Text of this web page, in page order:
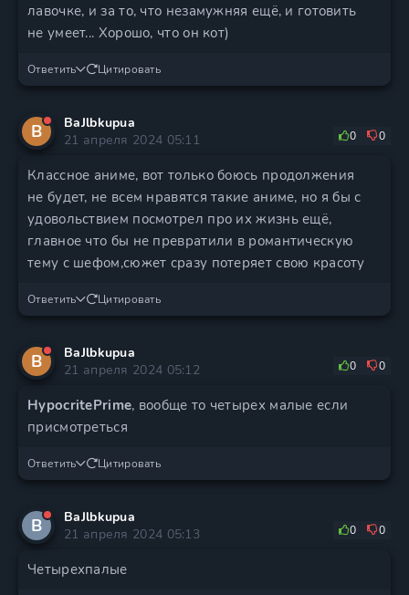
лавочке, и за то, что незамужняя ещё, и готовить
не умеет... Хорошо, что он кот)
Ответить Цитировать
B
BaJlbkupua
21 апреля 2024 05:11
0 0
Классное аниме, вот только боюсь продолжения
не будет, не всем нравятся такие аниме, но я бы с
удовольствием посмотрел про их жизнь ещё,
главное что бы не превратили в романтическую
тему с шефом,сюжет сразу потеряет свою красоту
Ответить Цитировать
B
BaJlbkupua
21 апреля 2024 05:12
0 0
HypocritePrime, вообще то четырех малые если
присмотреться
Ответить Цитировать
B
BaJlbkupua
21 апреля 2024 05:13
0 0
Четырехпалые